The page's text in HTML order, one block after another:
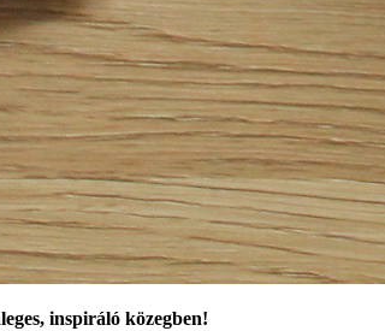
inspiráló közegben!